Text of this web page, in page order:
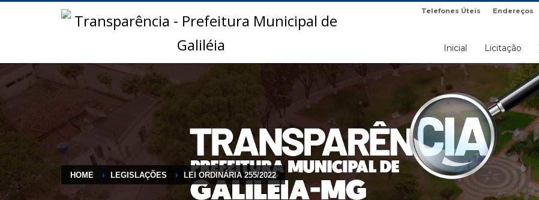
Telefones Úteis Endereços
Inicial Licitação
HOME LEGISLAÇÕES LEI ORDINÁRIA 255/2022